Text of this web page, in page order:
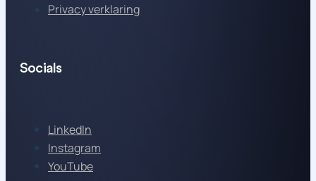
Privacy verklaring
Socials
LinkedIn
Instagram
YouTube